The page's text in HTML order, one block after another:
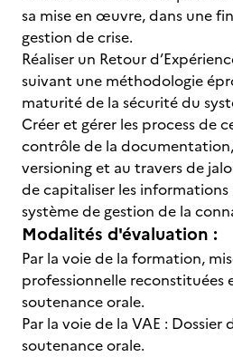
sa mise en œuvre, dans une
gestion de crise.
Réaliser un Retour
suivant une méthodologie
maturité de la sécurité du
Créer et gérer les process de
contrôle de la
versioning et au travers de
de capitaliser les
système de gestion de la
Modalités d'évaluation :
Par la voie de la formation,
professionnelle reconstituées
soutenance orale.
Par la voie de la VAE :
soutenance orale.